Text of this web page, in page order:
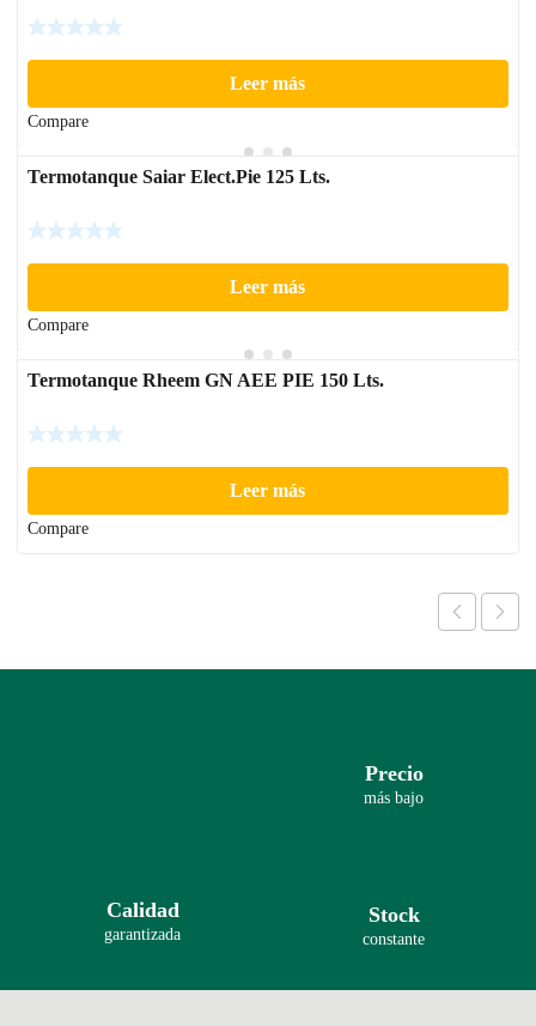
Leer más
Compare
Termotanque Saiar Elect.Pie 125 Lts.
Leer más
Compare
Termotanque Rheem GN AEE PIE 150 Lts.
Leer más
Compare
Precio
más bajo
Calidad
garantizada
Stock
constante